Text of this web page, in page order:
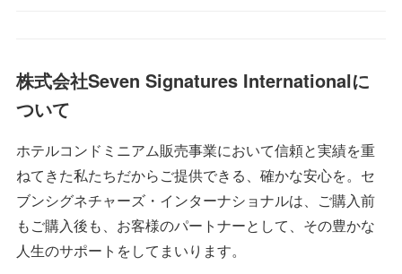
(1
(1
(1 )
)
(3
(2 )
1)
(10)
( )
(2
(2 )
3)
(1)
( )
(3
(4 )
(3)
(1)
(4)
(4
(9 )
(2)
株式会社Seven Signatures Internationalに
ついて
ホテルコンドミニアム販売事業において信頼と実績を重
ねてきた私たちだからご提供できる、確かな安心を。セ
ブンシグネチャーズ・インターナショナルは、ご購入前
もご購入後も、お客様のパートナーとして、その豊かな
人生のサポートをしてまいります。